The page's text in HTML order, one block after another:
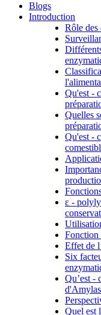
Blogs
Introduction
Rôle des
Qu'est -
Quelles
Qu'est -
ε -
Fonction
Effet de
Six
Qu’est -
Quel est